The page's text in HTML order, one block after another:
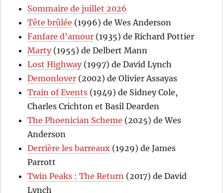
Sommaire de juillet 2026
Tête brûlée (1996) de Wes Anderson
Fanfare d’amour (1935) de Richard Pottier
Marty(1955) de Delbert Mann
Lost Highway(1997) de David Lynch
Demonlover (2002) de Olivier Assayas
Train of Events (1949) de Sidney Cole,
Charles Crichton et Basil Dearden
The Phoenician Scheme (2025) de Wes
Anderson
Derrière les barreaux (1929) de James
Parrott
Twin Peaks : The Return (2017) de David
Lynch